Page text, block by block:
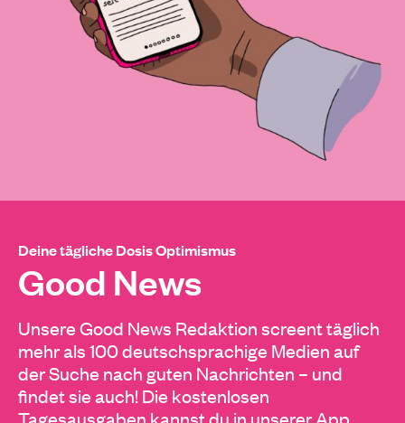
Deine tägliche Dosis Optimismus
Good News
Unsere Good News Redaktion screent täglich
mehr als 100 deutschsprachige Medien auf
der Suche nach guten Nachrichten – und
findet sie auch! Die kostenlosen
Tagesausgaben kannst du in unserer App,